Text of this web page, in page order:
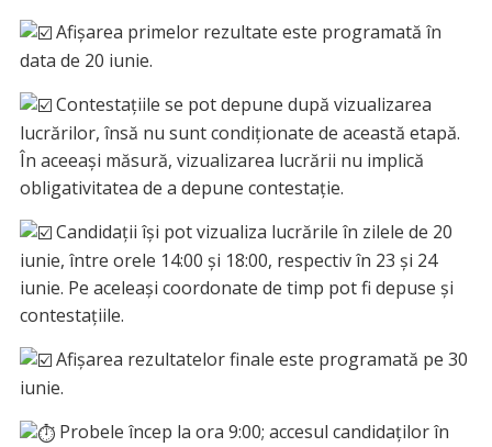
Afișarea primelor rezultate este programată în
data de 20 iunie.
Contestațiile se pot depune după vizualizarea
lucrărilor, însă nu sunt condiționate de această etapă.
În aceeași măsură, vizualizarea lucrării nu implică
obligativitatea de a depune contestație.
Candidații își pot vizualiza lucrările în zilele de 20
iunie, între orele 14:00 și 18:00, respectiv în 23 și 24
iunie. Pe aceleași coordonate de timp pot fi depuse și
contestațiile.
Afișarea rezultatelor finale este programată pe 30
iunie.
Probele încep la ora 9:00; accesul candidaților în